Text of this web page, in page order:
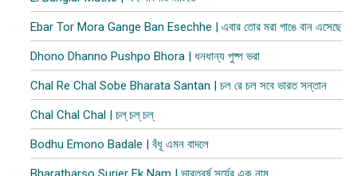
Ebar Tor Mora Gange Ban Esechhe | এবার তোর মরা গাঙে বান এসেছে
Dhono Dhanno Pushpo Bhora | ধনধান্য পুষ্প ভরা
Chal Re Chal Sobe Bharata Santan | চল রে চল সবে ভারত সন্তান
Chal Chal Chal | চল্‌ চল্ চল্
Bodhu Emono Badale | বঁধূ এমন বাদলে